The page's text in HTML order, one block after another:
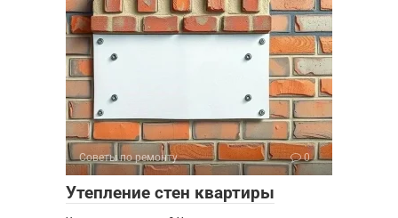
Советы по ремонту 0
Утепление стен квартиры